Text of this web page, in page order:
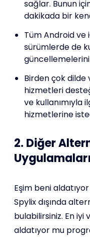
sağlar. Bunun
dakikada bir
Tüm Android ve
sürümlerde de
Birden çok
hizmetleri
ve kullanımıyla
hizmetlerine
2. Diğer
Uygulamaları
Eşim beni
Spylix dışında
bulabilirsiniz. En iyi
aldatıyor mu